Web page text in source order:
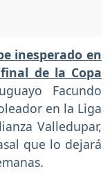
inesperado en
de la Copa
Facundo
en la Liga
Valledupar,
que lo dejará